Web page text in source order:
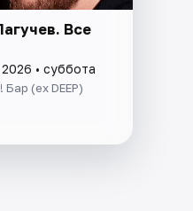
Все
• суббота
Бар (ex DEEP)